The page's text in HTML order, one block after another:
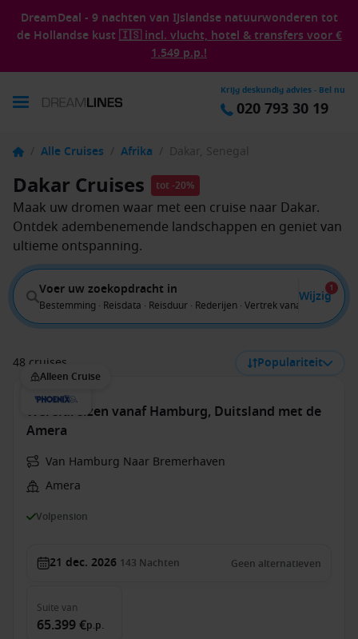
DreamDeal - 9 nachten van IJslandse natuurwonderen tot
de Hollandse kust 🇮🇸 incl. vlucht, hotel & transfers voor €
1.549 p.p.!
Krijg deskundig advies - Bel nu
020 793 30 19
/ Alle Cruises / Afrika / Dakar, Senegal
Dakar Cruises tot -20%
Maak uw dromen waar met een cruise naar Dakar.
Ontdek adembenemende landschappen en geniet van
ultieme ontspanning.
Voer uw zoekopdracht in
Bestemming · Reisdata · Reisduur · Rederijen · Vertrek vanaf
Wijzig
1
48 cruises Populariteit
Alleen Cruise
Wereldreizen vanaf Hamburg, Duitsland met de
Amera
Van Hamburg Naar Bremerhaven
Amera
Volpension
21 dec. 2026 143 Nachten Geen alternatieven
Suite van
65.399 €p.p.